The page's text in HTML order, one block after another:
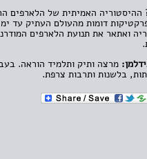
ההיסטוריה האמיתית של הלארפים
דומות מהעולם העתיק עד
ואתאר את תנועת הלארפים
מרצה ותיק ותלמיד הוראה.
בלשנות ותרבות צרפת.